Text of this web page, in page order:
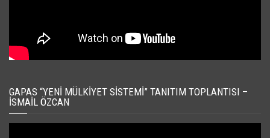
GAPAS “YENI MÜLKIYET SISTEMI” TANITIM TOPLANTISI –
İSMAIL ÖZCAN